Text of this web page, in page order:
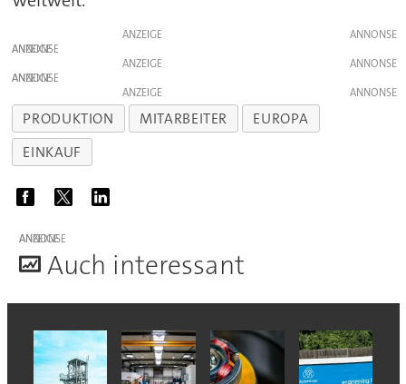
ANZEIGE
ANZEIGE
ANZEIGE
ANZEIGE
ANZEIGE
PRODUKTION MITARBEITER
EUROPA
EINKAUF
ANZEIGE
Auch interessant